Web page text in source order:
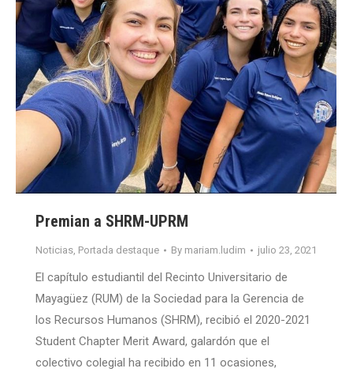
Premian a SHRM-UPRM
Noticias, Portada destaque By mariam.ludim julio 23, 2021
El capítulo estudiantil del Recinto Universitario de
Mayagüez (RUM) de la Sociedad para la Gerencia de
los Recursos Humanos (SHRM), recibió el 2020-2021
Student Chapter Merit Award, galardón que el
colectivo colegial ha recibido en 11 ocasiones,